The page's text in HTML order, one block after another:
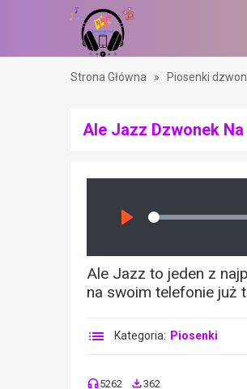
Strona Główna » Piosenki
Ale Jazz Dzwonek
Seek
Ale Jazz to jeden z
na swoim telefonie już
Kategoria: Piosenki
5262 362